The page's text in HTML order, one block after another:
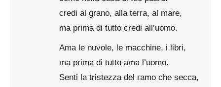
credi al grano, alla terra, al mare,
ma prima di tutto credi all’uomo.
Ama le nuvole, le macchine, i libri,
ma prima di tutto ama l’uomo.
Senti la tristezza del ramo che secca,